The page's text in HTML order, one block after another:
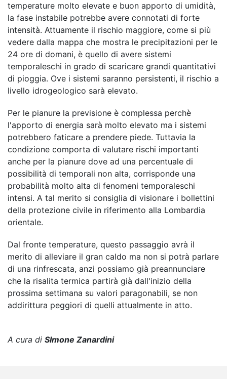
temperature molto elevate e buon apporto di umidità,
la fase instabile potrebbe avere connotati di forte
intensità. Attuamente il rischio maggiore, come si più
vedere dalla mappa che mostra le precipitazioni per le
24 ore di domani, è quello di avere sistemi
temporaleschi in grado di scaricare grandi quantitativi
di pioggia. Ove i sistemi saranno persistenti, il rischio a
livello idrogeologico sarà elevato.
Per le pianure la previsione è complessa perchè
l'apporto di energia sarà molto elevato ma i sistemi
potrebbero faticare a prendere piede. Tuttavia la
condizione comporta di valutare rischi importanti
anche per la pianure dove ad una percentuale di
possibilità di temporali non alta, corrisponde una
probabilità molto alta di fenomeni temporaleschi
intensi. A tal merito si consiglia di visionare i bollettini
della protezione civile in riferimento alla Lombardia
orientale.
Dal fronte temperature, questo passaggio avrà il
merito di alleviare il gran caldo ma non si potrà parlare
di una rinfrescata, anzi possiamo già preannunciare
che la risalita termica partirà già dall'inizio della
prossima settimana su valori paragonabili, se non
addirittura peggiori di quelli attualmente in atto.
A cura di SImone Zanardini